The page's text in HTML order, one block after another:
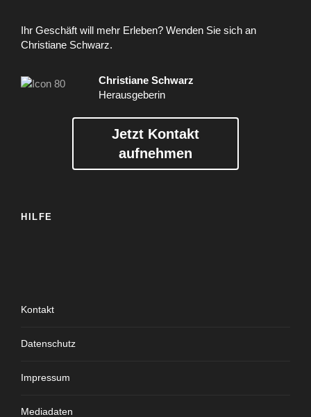
Ihr Geschäft will mehr Erleben? Wenden Sie sich an
Christiane Schwarz.
Christiane Schwarz
Herausgeberin
Jetzt Kontakt
aufnehmen
HILFE
Kontakt
Datenschutz
Impressum
Mediadaten